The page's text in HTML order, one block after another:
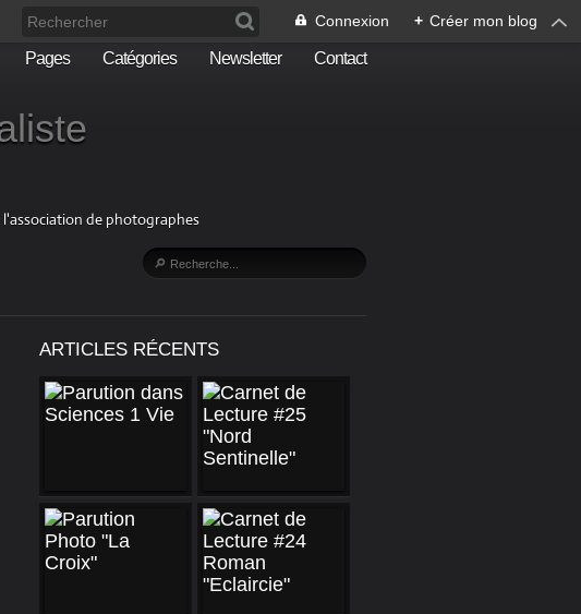
Connexion + Créer mon blog
Pages Catégories Newsletter Contact
de photographes
ARTICLES RÉCENTS